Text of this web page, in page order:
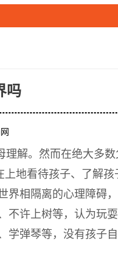
吗
解。然而在绝大多数
上地看待孩子、了解孩
界相隔离的心理障碍
不许上树等，认为玩
学弹琴等，没有孩子